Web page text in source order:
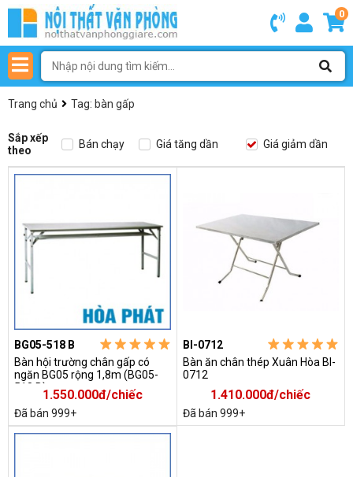
0
Trang chủ Tag: bàn gấp
Sắp xếp
theo
Bán chạy Giá tăng dần Giá giảm dần
BG05-518 B
Bàn hội trường chân gấp có
ngăn BG05 rộng 1,8m (BG05-
518 B)1.550.000đ/chiếc
Đã bán 999+
BI-0712
Bàn ăn chân thép Xuân Hòa BI-
0712
1.410.000đ/chiếc
Đã bán 999+